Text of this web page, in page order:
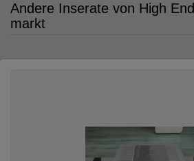
Andere Inserate von High
markt